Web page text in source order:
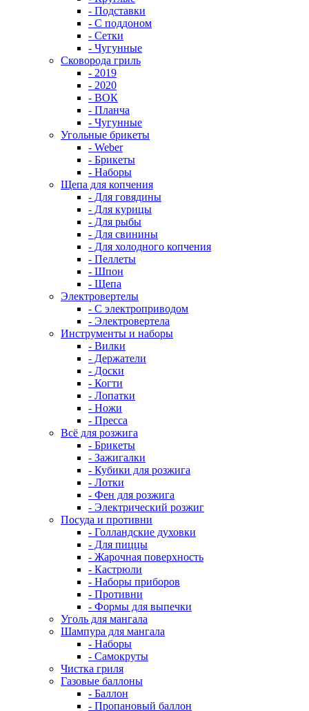
- Подставки
- С поддоном
- Сетки
- Чугунные
Сковорода гриль
- 2019
- 2020
- ВОК
- Планча
- Чугунные
Угольные брикеты
- Weber
- Брикеты
- Наборы
Щепа для копчения
- Для говядины
- Для курицы
- Для рыбы
- Для свинины
- Для холодного копчения
- Пеллеты
- Шпон
- Щепа
Электровертелы
- С электроприводом
- Электровертела
Инструменты и наборы
- Вилки
- Держатели
- Доски
- Когти
- Лопатки
- Ножи
- Пресса
Всё для розжига
- Брикеты
- Зажигалки
- Кубики для розжига
- Лотки
- Фен для розжига
- Электрический розжиг
Посуда и противни
- Голландские духовки
- Для пиццы
- Жарочная поверхность
- Кастрюли
- Наборы приборов
- Противни
- Формы для выпечки
Уголь для мангала
Шампура для мангала
- Наборы
- Самокруты
Чистка гриля
Газовые баллоны
- Баллон
- Пропановый баллон